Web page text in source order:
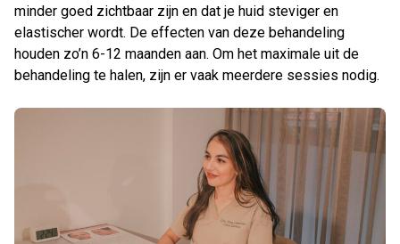
minder goed zichtbaar zijn en dat je huid steviger en
elastischer wordt. De effecten van deze behandeling
houden zo’n 6-12 maanden aan. Om het maximale uit de
behandeling te halen, zijn er vaak meerdere sessies nodig.